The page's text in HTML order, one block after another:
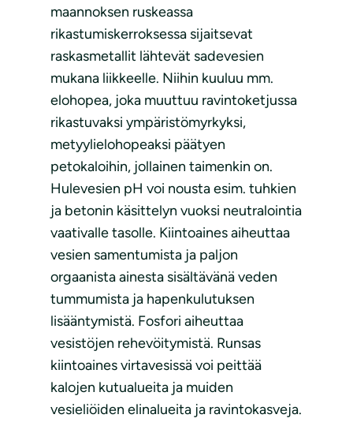
maannoksen ruskeassa
rikastumiskerroksessa sijaitsevat
raskasmetallit lähtevät sadevesien
mukana liikkeelle. Niihin kuuluu mm.
elohopea, joka muuttuu ravintoketjussa
rikastuvaksi ympäristömyrkyksi,
metyylielohopeaksi päätyen
petokaloihin, jollainen taimenkin on.
Hulevesien pH voi nousta esim. tuhkien
ja betonin käsittelyn vuoksi neutralointia
vaativalle tasolle. Kiintoaines aiheuttaa
vesien samentumista ja paljon
orgaanista ainesta sisältävänä veden
tummumista ja hapenkulutuksen
lisääntymistä. Fosfori aiheuttaa
vesistöjen rehevöitymistä. Runsas
kiintoaines virtavesissä voi peittää
kalojen kutualueita ja muiden
vesieliöiden elinalueita ja ravintokasveja.